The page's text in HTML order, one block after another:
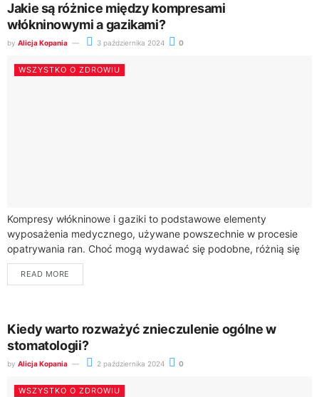
Jakie są różnice między kompresami
włókninowymi a gazikami?
by Alicja Kopania 3 października 2024 0
WSZYSTKO O ZDROWIU
Kompresy włókninowe i gaziki to podstawowe elementy
wyposażenia medycznego, używane powszechnie w procesie
opatrywania ran. Choć mogą wydawać się podobne, różnią się
materiałem, sposobem użycia oraz specyficznymi
właściwościami. Zrozumienie tych...
READ MORE
Kiedy warto rozważyć znieczulenie ogólne w
stomatologii?
by Alicja Kopania 2 października 2024 0
WSZYSTKO O ZDROWIU